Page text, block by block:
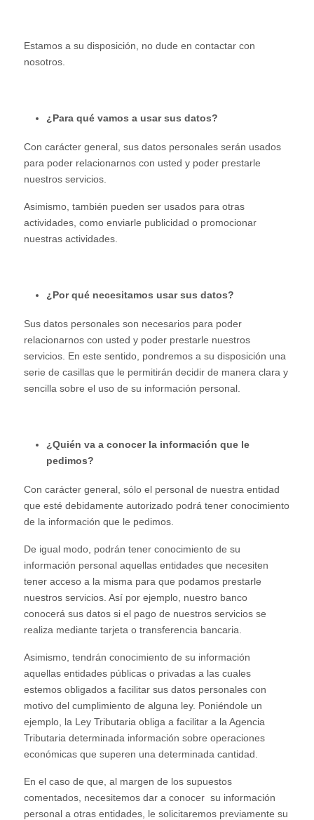
Estamos a su disposición, no dude en contactar con
nosotros.
¿Para qué vamos a usar sus datos?
Con carácter general, sus datos personales serán usados
para poder relacionarnos con usted y poder prestarle
nuestros servicios.
Asimismo, también pueden ser usados para otras
actividades, como enviarle publicidad o promocionar
nuestras actividades.
¿Por qué necesitamos usar sus datos?
Sus datos personales son necesarios para poder
relacionarnos con usted y poder prestarle nuestros
servicios. En este sentido, pondremos a su disposición una
serie de casillas que le permitirán decidir de manera clara y
sencilla sobre el uso de su información personal.
¿Quién va a conocer la información que le
pedimos?
Con carácter general, sólo el personal de nuestra entidad
que esté debidamente autorizado podrá tener conocimiento
de la información que le pedimos.
De igual modo, podrán tener conocimiento de su
información personal aquellas entidades que necesiten
tener acceso a la misma para que podamos prestarle
nuestros servicios. Así por ejemplo, nuestro banco
conocerá sus datos si el pago de nuestros servicios se
realiza mediante tarjeta o transferencia bancaria.
Asimismo, tendrán conocimiento de su información
aquellas entidades públicas o privadas a las cuales
estemos obligados a facilitar sus datos personales con
motivo del cumplimiento de alguna ley. Poniéndole un
ejemplo, la Ley Tributaria obliga a facilitar a la Agencia
Tributaria determinada información sobre operaciones
económicas que superen una determinada cantidad.
En el caso de que, al margen de los supuestos
comentados, necesitemos dar a conocer su información
personal a otras entidades, le solicitaremos previamente su